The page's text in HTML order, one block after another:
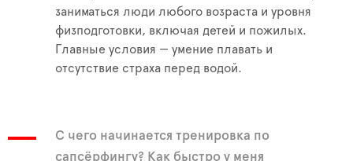
заниматься люди любого возраста и уровня
физподготовки, включая детей и пожилых.
Главные условия — умение плавать и
отсутствие страха перед водой.
С чего начинается тренировка по
сапсёрфингу? Как быстро у меня